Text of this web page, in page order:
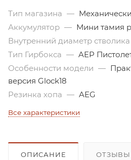
Тип магазина —
Аккумулятор — Мини тамия
Внутренний диаметр стволика
Тип Гирбокса — AEP
Особенности модели —
версия Glock18
Резинка хопа — AEG
Все характеристики
ОПИСАНИЕ ОТЗЫВЫ